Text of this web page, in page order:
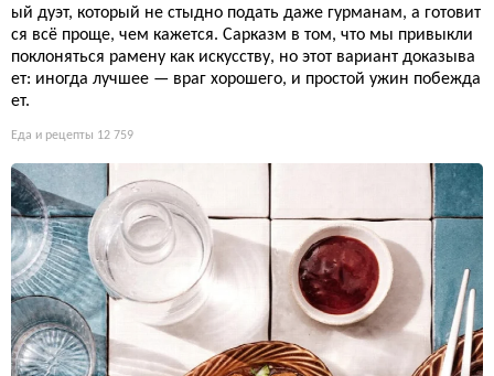
ый дуэт, который не стыдно подать даже гурманам, а готовит
ся всё проще, чем кажется. Сарказм в том, что мы привыкли
поклоняться рамену как искусству, но этот вариант доказыва
ет: иногда лучшее — враг хорошего, и простой ужин побежда
ет.
Еда и рецепты 12 759